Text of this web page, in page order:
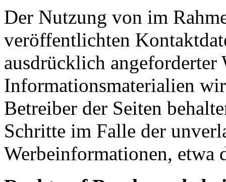
Der Nutzung von im
veröffentlichten
ausdrücklich angeforderter
Informationsmaterialien
Betreiber der Seiten
Schritte im Falle der
Werbeinformationen, etwa